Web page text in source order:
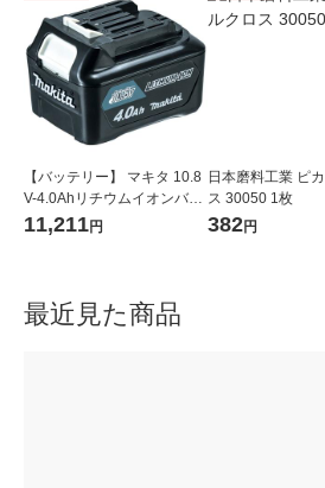
【バッテリー】 マキタ 10.8
V-4.0Ahリチウムイオンバッ
テリ A-59863 BL1040B 1個
11,211円
日本磨料工業 ピ
ス 30050 1枚
382円
最近見た商品